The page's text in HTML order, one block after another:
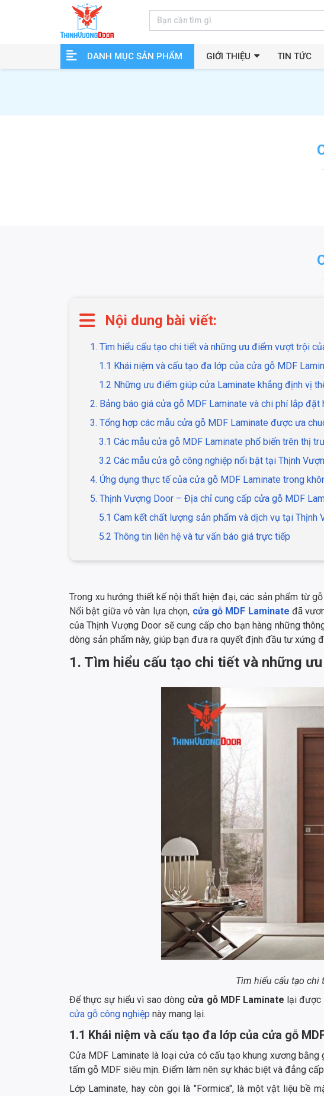
DANH MỤC SẢN PHẨM GIỚI THIỆU TIN TỨC
Nội dung bài viết:
1. Tìm hiểu cấu tạo chi tiết và những ưu điểm vượt trội
1.1 Khái niệm và cấu tạo đa lớp của cửa gỗ MDF
1.2 Những ưu điểm giúp cửa Laminate khẳng định vị
2. Bảng báo giá cửa gỗ MDF Laminate và chi phí lắp đặt
3. Tổng hợp các mẫu cửa gỗ MDF Laminate được ưa
3.1 Các mẫu cửa gỗ MDF Laminate phổ biến trên thị
3.2 Các mẫu cửa gỗ công nghiệp nổi bật tại Thịnh
4. Ứng dụng thực tế của cửa gỗ MDF Laminate trong
5. Thịnh Vượng Door – Địa chỉ cung cấp cửa gỗ MDF
5.1 Cam kết chất lượng sản phẩm và dịch vụ tại Thịnh
5.2 Thông tin liên hệ và tư vấn báo giá trực tiếp
Trong xu hướng thiết kế nội thất hiện đại, các sản phẩm từ
Nổi bật giữa vô vàn lựa chọn, cửa gỗ MDF Laminate đã
của Thịnh Vượng Door sẽ cung cấp cho bạn hàng những
dòng sản phẩm này, giúp bạn đưa ra quyết định đầu tư xứng
1. Tìm hiểu cấu tạo chi tiết và những
Tìm hiểu cấu tạo chi
Để thực sự hiểu vì sao dòng cửa gỗ MDF Laminate lại được
cửa gỗ công nghiệp này mang lại.
1.1 Khái niệm và cấu tạo đa lớp của cửa gỗ
Cửa MDF Laminate là loại cửa có cấu tạo khung xương
tấm gỗ MDF siêu mịn. Điểm làm nên sự khác biệt và đẳng
Lớp Laminate, hay còn gọi là "Formica", là một vật liệu bề